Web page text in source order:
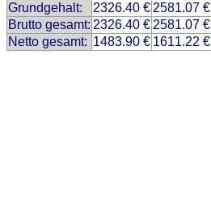
Grundgehalt:
2326.40 € 2581.07 €
Brutto gesamt: 2326.40 € 2581.07 €
Netto gesamt: 1483.90 € 1611.22 €